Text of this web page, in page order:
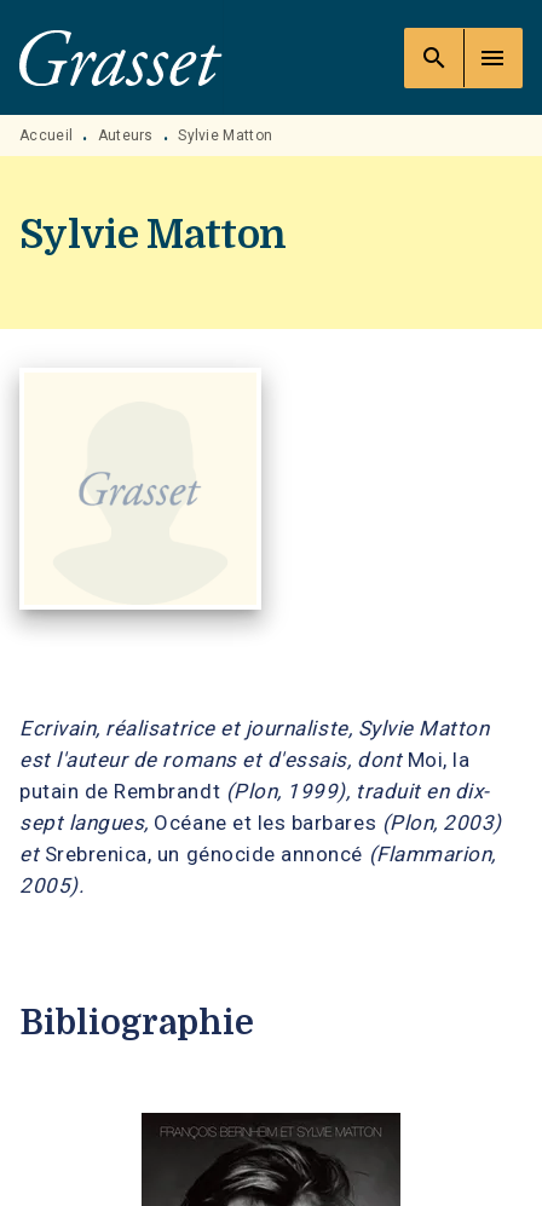
MENU RECHERCHE
PIED DE PAGE
search menu
Accueil • Auteurs • Sylvie Matton
Sylvie Matton
Ecrivain, réalisatrice et journaliste, Sylvie Matton
est l'auteur de romans et d'essais, dontMoi, la
putain de Rembrandt (Plon, 1999), traduit en dix-
sept langues, Océane et les barbares (Plon, 2003)
etSrebrenica, un génocide annoncé (Flammarion,
2005).
Bibliographie